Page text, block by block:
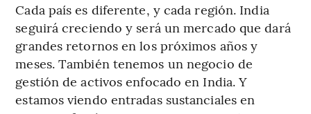
Cada país es diferente, y cada región. India
seguirá creciendo y será un mercado que dará
grandes retornos en los próximos años y
meses. También tenemos un negocio de
gestión de activos enfocado en India. Y
estamos viendo entradas sustanciales en